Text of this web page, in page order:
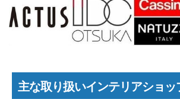
主な取り扱いインテリアショッ